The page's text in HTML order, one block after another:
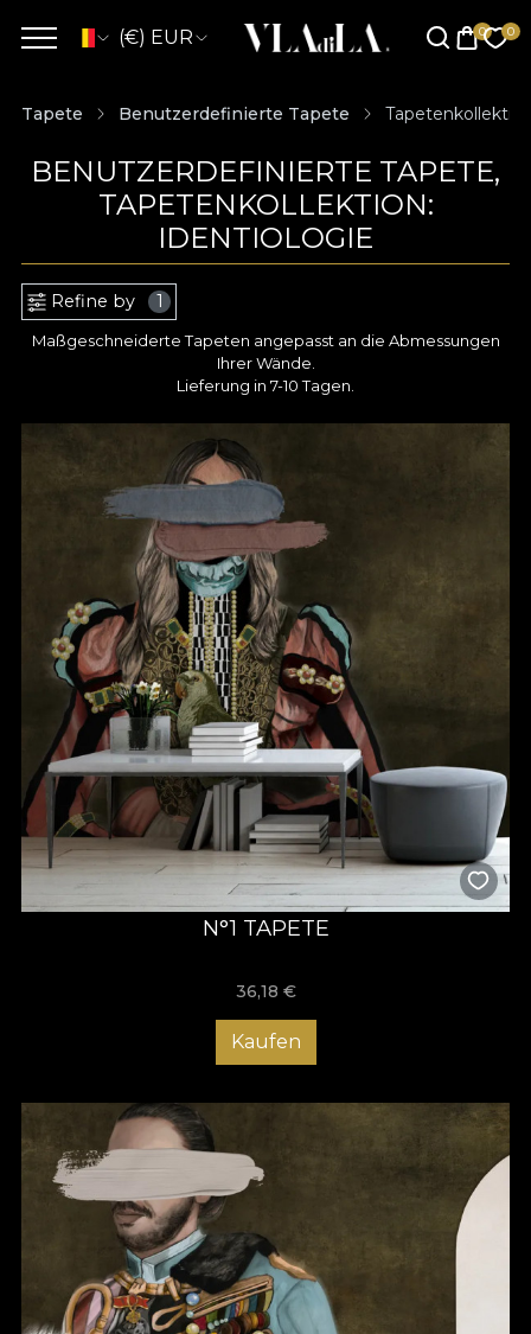
(€) EUR
Tapete Benutzerdefinierte Tapete
BENUTZERDEFINIERTE TAPETE,
TAPETENKOLLEKTION:
IDENTIOLOGIE
Refine by 1
Maßgeschneiderte Tapeten angepasst an die Abmessungen
Ihrer Wände.
Lieferung in 7-10 Tagen.
N°1 TAPETE
36,18 €
Kaufen